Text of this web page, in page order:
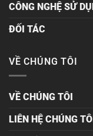
CÔNG NGHỆ SỬ
ĐỐI TÁC
VỀ CHÚNG TÔI
VỀ CHÚNG TÔI
LIÊN HỆ CHÚNG TÔI